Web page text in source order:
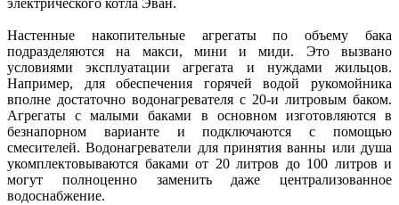
электрического котла Эван.
Настенные накопительные агрегаты по объему бака
подразделяются на макси, мини и миди. Это вызвано
условиями эксплуатации агрегата и нуждами жильцов.
Например, для обеспечения горячей водой рукомойника
вполне достаточно водонагревателя с 20-и литровым баком.
Агрегаты с малыми баками в основном изготовляются в
безнапорном варианте и подключаются с помощью
смесителей. Водонагреватели для принятия ванны или душа
укомплектовываются баками от 20 литров до 100 литров и
могут полноценно заменить даже централизованное
водоснабжение.